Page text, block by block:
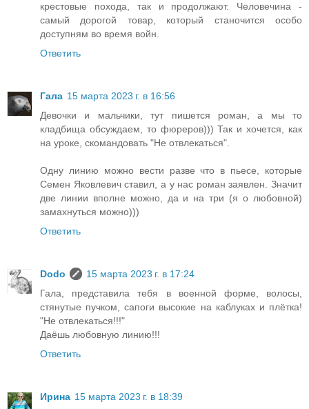
крестовые похода, так и продолжают. Человечина -
самый дорогой товар, который станочится особо
доступням во время войн.
Ответить
Гала 15 марта 2023 г. в 16:56
Девочки и мальчики, тут пишется роман, а мы то
кладбища обсуждаем, то фюреров))) Так и хочется, как
на уроке, скомандовать "Не отвлекаться".
Одну линию можно вести разве что в пьесе, которые
Семен Яковлевич ставил, а у нас роман заявлен. Значит
две линии вполне можно, да и на три (я о любовной)
замахнуться можно)))
Ответить
Dodo
15 марта 2023 г. в 17:24
Гала, представила тебя в военной форме, волосы,
стянутые пучком, сапоги высокие на каблуках и плётка!
"Не отвлекаться!!!"
Даёшь любовную линию!!!
Ответить
Ирина 15 марта 2023 г. в 18:39